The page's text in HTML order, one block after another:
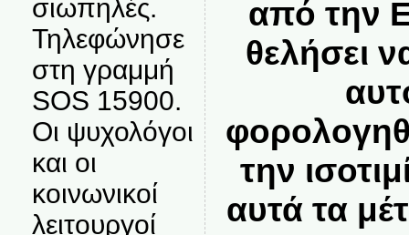
σιωπηλές.
Τηλεφώνησε
στη γραμμή
SOS 15900.
Οι ψυχολόγοι
και οι
κοινωνικοί
λειτουργοί
από την
θελήσει
την
αυτά τα